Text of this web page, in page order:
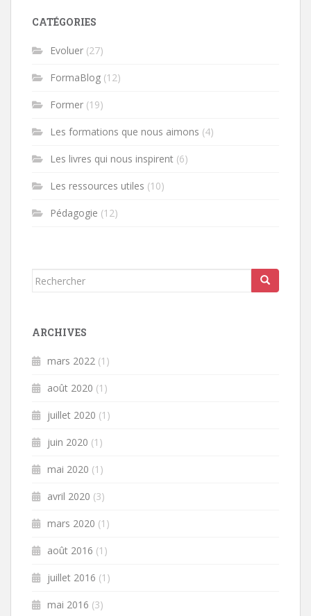
CATÉGORIES
Evoluer (27)
FormaBlog (12)
Former (19)
Les formations que nous aimons (4)
Les livres qui nous inspirent (6)
Les ressources utiles (10)
Pédagogie (12)
Rechercher...
ARCHIVES
mars 2022 (1)
août 2020 (1)
juillet 2020 (1)
juin 2020 (1)
mai 2020 (1)
avril 2020 (3)
mars 2020 (1)
août 2016 (1)
juillet 2016 (1)
mai 2016 (3)